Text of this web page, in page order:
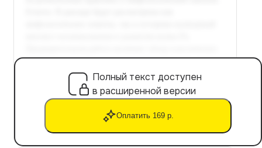
Полный текст доступен
в расширенной версии
Оплатить 169 р.